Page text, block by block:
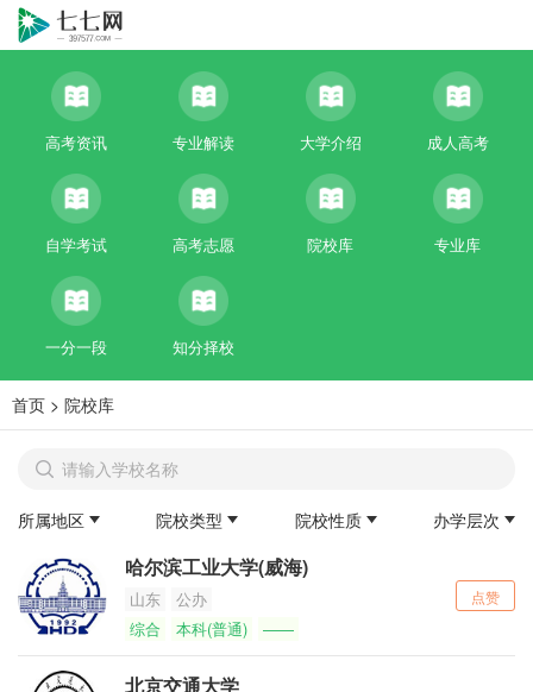
高考资讯 专业解读 大学介绍 成人高考
自学考试 高考志愿 院校库 专业库
一分一段 知分择校
首页 > 院校库
所属地区 院校类型 院校性质 办学层次
哈尔滨工业大学(威海)
山东
公办
综合
本科(普通) ——
点赞
北京交通大学